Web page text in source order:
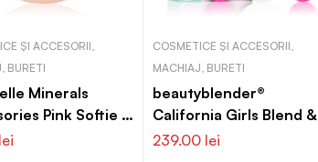
ȘI ACCESORII,
BURETI
Minerals
Pink Softie S
pentru
lei
COSMETICE ȘI ACCESORII,
MACHIAJ, BURETI
beautyblender®
California Girls Blend &
Cleanse Set set (pentru
239.00 lei